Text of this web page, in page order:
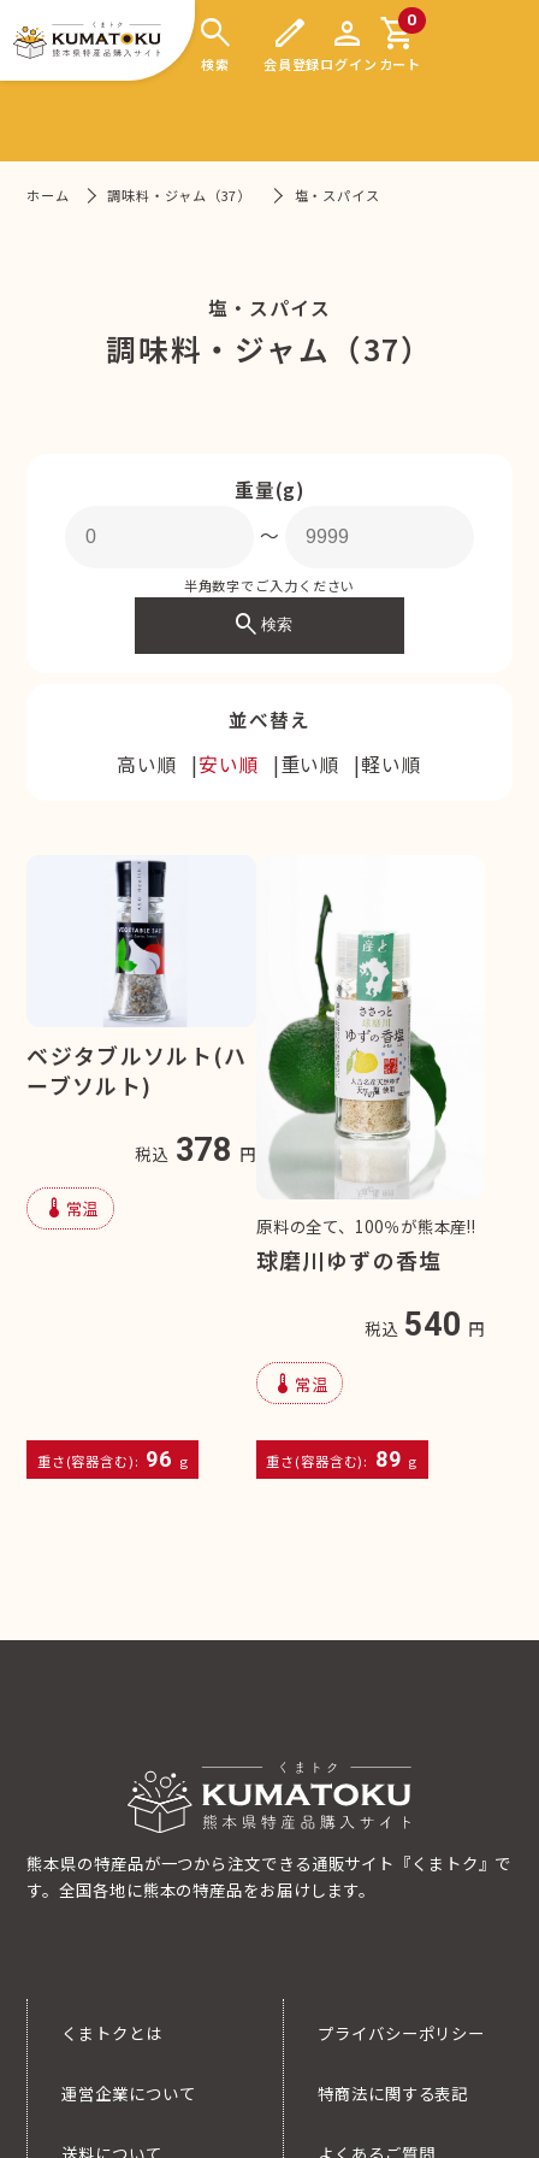
search
検索
edit
会員登録
person
ログイン
0
shopping_cart
カート
ホーム 調味料・ジャム（37） 塩・スパイス
塩・スパイス
調味料・ジャム（37）
重量(g)
〜
半角数字でご入力ください
search検索
並べ替え
高い順
安い順 重い順 軽い順
ベジタブルソルト(ハ
ーブソルト)
税込 378 円
device_thermostat 常温
重さ(容器含む): 96 g
原料の全て、100％が熊本産!!
球磨川ゆずの香塩
税込 540 円
device_thermostat 常温
重さ(容器含む): 89 g
熊本県の特産品が一つから注文できる通販サイト『くまトク』で
す。全国各地に熊本の特産品をお届けします。
くまトクとは
運営企業について
プライバシーポリシー
特商法に関する表記